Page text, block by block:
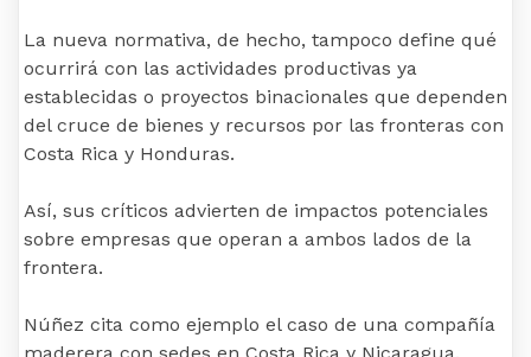
La nueva normativa, de hecho, tampoco define qué
ocurrirá con las actividades productivas ya
establecidas o proyectos binacionales que dependen
del cruce de bienes y recursos por las fronteras con
Costa Rica y Honduras.
Así, sus críticos advierten de impactos potenciales
sobre empresas que operan a ambos lados de la
frontera.
Núñez cita como ejemplo el caso de una compañía